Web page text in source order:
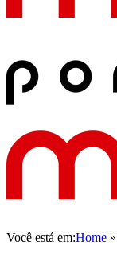
Você está em:Home »